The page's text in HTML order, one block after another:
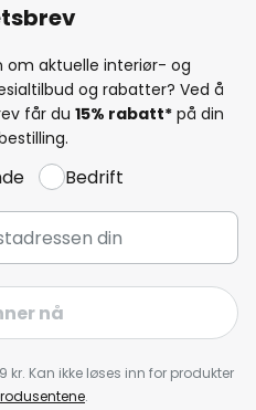
om aktuelle interiør- og
og rabatter? Ved å
får du 15% rabatt* på din
Bedrift
nå
kr. Kan ikke løses inn for produkter
.